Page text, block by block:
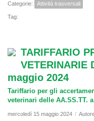
Categorie: Attività trasversali
Tag:
TARIFFARIO
VETERINARIE
maggio 2024
Tariffario per gli
veterinari delle AA.SS.TT.
mercoledì 15 maggio 2024 /